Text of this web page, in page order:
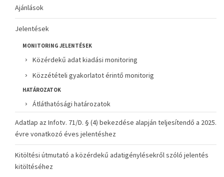
Ajánlások
Jelentések
MONITORING JELENTÉSEK
Közérdekű adat kiadási monitoring
Közzétételi gyakorlatot érintő monitorig
HATÁROZATOK
Átláthatósági határozatok
Adatlap az Infotv. 71/D. § (4) bekezdése alapján teljesítendő a 2025.
évre vonatkozó éves jelentéshez
Kitöltési útmutató a közérdekű adatigénylésekről szóló jelentés
kitöltéséhez